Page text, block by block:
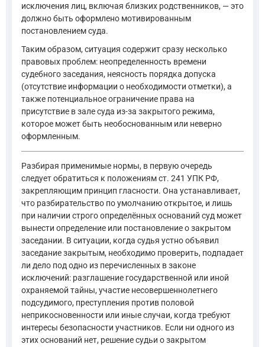
исключения лиц, включая близких родственников, — это
должно быть оформлено мотивированным
постановлением суда.
Таким образом, ситуация содержит сразу несколько
правовых проблем: неопределенность времени
судебного заседания, неясность порядка допуска
(отсутствие информации о необходимости отметки), а
также потенциальное ограничение права на
присутствие в зале суда из-за закрытого режима,
которое может быть необоснованным или неверно
оформленным.
Разбирая применимые нормы, в первую очередь
следует обратиться к положениям ст. 241 УПК РФ,
закрепляющим принцип гласности. Она устанавливает,
что разбирательство по умолчанию открытое, и лишь
при наличии строго определённых оснований суд может
вынести определение или постановление о закрытом
заседании. В ситуации, когда судья устно объявил
заседание закрытым, необходимо проверить, подпадает
ли дело под одно из перечисленных в законе
исключений: разглашение государственной или иной
охраняемой тайны, участие несовершеннолетнего
подсудимого, преступления против половой
неприкосновенности или иные случаи, когда требуют
интересы безопасности участников. Если ни одного из
этих оснований нет, решение судьи о закрытом